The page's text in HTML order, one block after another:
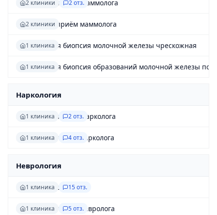
Первичный приём маммолога
2 клиники 2 отз.
Повторный приём маммолога
2 клиники
Пункционная биопсия молочной железы чрескожная
1 клиника
Пункционная биопсия образований молочной железы
1 клиника
Наркология
Первичный приём нарколога
1 клиника 2 отз.
Повторный приём нарколога
1 клиника 4 отз.
Неврология
Приём невролога
1 клиника 15 отз.
Повторный приём невролога
1 клиника 5 отз.